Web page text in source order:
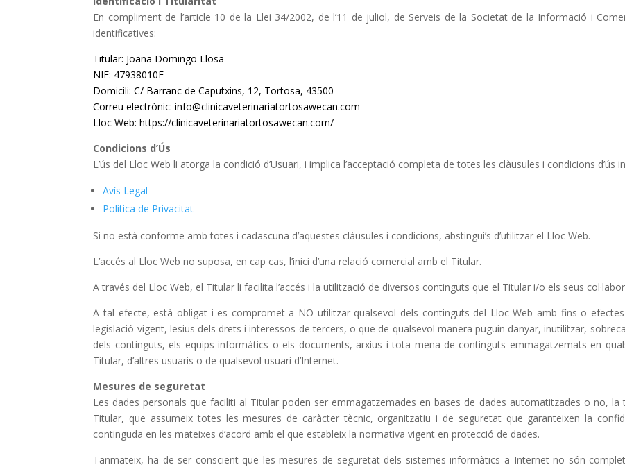
En compliment de l’article 10 de la Llei 34/2002, de l’11 de juliol, de Serveis de la Societat de la Informació i
identificatives:
Titular: Joana Domingo Llosa
NIF: 47938010F
Domicili: C/ Barranc de Caputxins, 12, Tortosa, 43500
Correu electrònic:info@clinicaveterinariatortosawecan.com
Lloc Web:https://clinicaveterinariatortosawecan.com/
Condicions d’Ús
L’ús del Lloc Web li atorga la condició d’Usuari, i implica l’acceptació completa de totes les clàusules i condicions d’ús
Avís Legal
Política de Privacitat
Si no està conforme amb totes i cadascuna d’aquestes clàusules i condicions, abstingui’s d’utilitzar el Lloc Web.
L’accés al Lloc Web no suposa, en cap cas, l’inici d’una relació comercial amb el Titular.
A través del Lloc Web, el Titular li facilita l’accés i la utilització de diversos continguts que el Titular i/o els seus
A tal efecte, està obligat i es compromet a NO utilitzar qualsevol dels continguts del Lloc Web amb fins o
legislació vigent, lesius dels drets i interessos de tercers, o que de qualsevol manera puguin danyar, inutilitzar,
dels continguts, els equips informàtics o els documents, arxius i tota mena de continguts emmagatzemats en
Titular, d’altres usuaris o de qualsevol usuari d’Internet.
Mesures de seguretat
Les dades personals que faciliti al Titular poden ser emmagatzemades en bases de dades automatitzades o no,
Titular, que assumeix totes les mesures de caràcter tècnic, organitzatiu i de seguretat que garanteixen la
continguda en les mateixes d’acord amb el que estableix la normativa vigent en protecció de dades.
Tanmateix, ha de ser conscient que les mesures de seguretat dels sistemes informàtics a Internet no són